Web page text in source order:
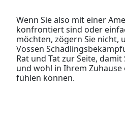
Wenn Sie also mit einer
konfrontiert sind oder
möchten, zögern Sie nicht,
Vossen
Rat und Tat zur Seite,
und wohl in Ihrem
fühlen können.